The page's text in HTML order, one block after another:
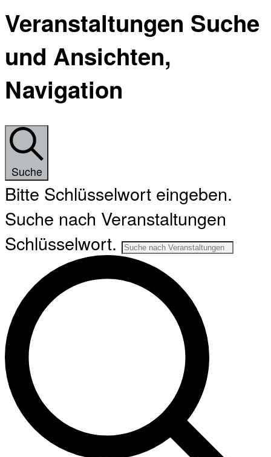
Veranstaltungen Suche
und Ansichten,
Navigation
Suche
Bitte Schlüsselwort eingeben.
Suche nach Veranstaltungen
Schlüsselwort.